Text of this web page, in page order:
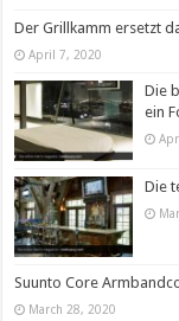
Der Grillkamm ersetzt
April 7, 2020
Die
ein
Die
Suunto Core
March 28, 2020